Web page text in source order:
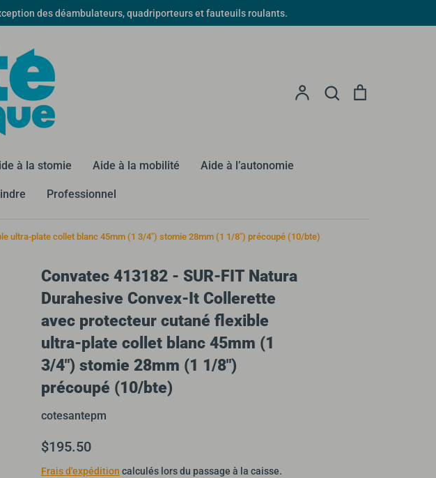
des déambulateurs, quadriporteurs et fauteuils roulants.
Compte Recherche
à la stomie Aide à la mobilité Aide à l’autonomie
Professionnel
ultra-plate collet blanc 45mm (1 3/4") stomie 28mm (1 1/8") précoupé (10/bte)
Convatec 413182 - SUR-FIT Natura
Durahesive Convex-It Collerette
avec protecteur cutané flexible
ultra-plate collet blanc 45mm (1
3/4") stomie 28mm (1 1/8")
précoupé (10/bte)
cotesantepm
$195.50
Frais d'expédition calculés lors du passage à la caisse.